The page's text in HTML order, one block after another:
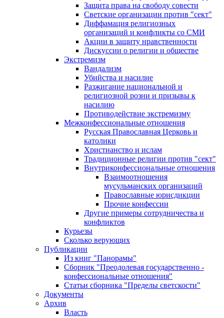
Защита права на свободу совести
Светские организации против "сект"
Диффамация религиозных
организаций и конфликты со СМИ
Акции в защиту нравственности
Дискуссии о религии и обществе
Экстремизм
Вандализм
Убийства и насилие
Разжигание национальной и
религиозной розни и призывы к
насилию
Противодействие экстремизму
Межконфессиональные отношения
Русская Православная Церковь и
католики
Христианство и ислам
Традиционные религии против "сект"
Внутриконфессиональные отношения
Взаимоотношения
мусульманских организаций
Православные юрисдикции
Прочие конфессии
Другие примеры сотрудничества и
конфликтов
Курьезы
Сколько верующих
Публикации
Из книг "Панорамы"
Сборник "Преодолевая государственно -
конфессиональные отношения"
Статьи сборника "Пределы светскости"
Документы
Архив
Власть